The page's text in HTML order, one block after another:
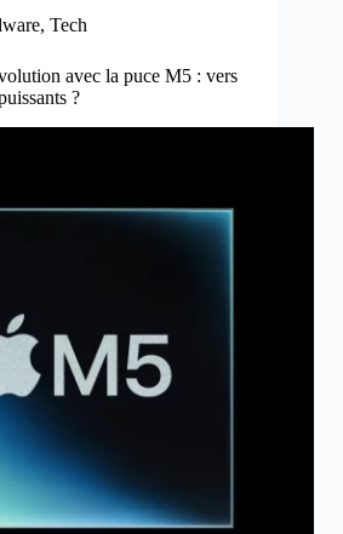
, Tech
avec la puce M5 : vers
?